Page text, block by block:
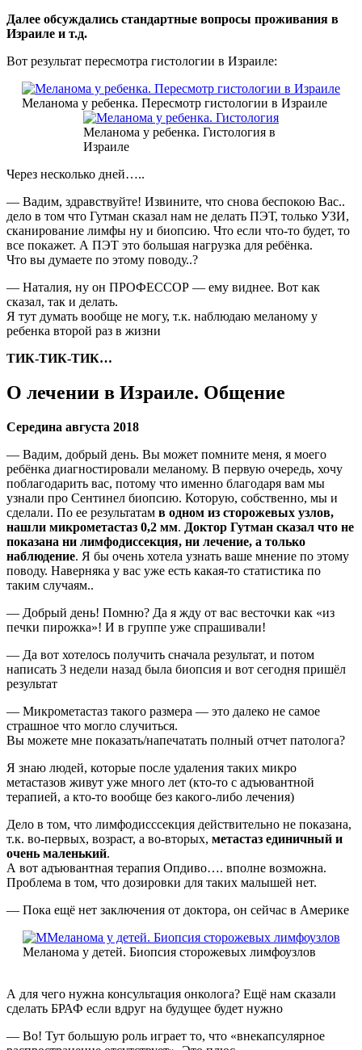
Далее обсуждались стандартные вопросы проживания в
Израиле и т.д.
Вот результат пересмотра гистологии в Израиле:
Меланома у ребенка. Пересмотр гистологии в Израиле
Меланома у ребенка. Гистология в
Израиле
Через несколько дней…..
— Вадим, здравствуйте! Извините, что снова беспокою Вас..
дело в том что Гутман сказал нам не делать ПЭТ, только УЗИ,
сканирование лимфы ну и биопсию. Что если что-то будет, то
все покажет. А ПЭТ это большая нагрузка для ребёнка.
Что вы думаете по этому поводу..?
— Наталия, ну он ПРОФЕССОР — ему виднее. Вот как
сказал, так и делать.
Я тут думать вообще не могу, т.к. наблюдаю меланому у
ребенка второй раз в жизни
ТИК-ТИК-ТИК…
О лечении в Израиле. Общение
Середина августа 2018
— Вадим, добрый день. Вы может помните меня, я моего
ребёнка диагностировали меланому. В первую очередь, хочу
поблагодарить вас, потому что именно благодаря вам мы
узнали про Сентинел биопсию. Которую, собственно, мы и
сделали. По ее результатам в одном из сторожевых узлов,
нашли микрометастаз 0,2 мм. Доктор Гутман сказал что не
показана ни лимфодиссекция, ни лечение, а только
наблюдение. Я бы очень хотела узнать ваше мнение по этому
поводу. Наверняка у вас уже есть какая-то статистика по
таким случаям..
— Добрый день! Помню? Да я жду от вас весточки как «из
печки пирожка»! И в группе уже спрашивали!
— Да вот хотелось получить сначала результат, и потом
написать 3 недели назад была биопсия и вот сегодня пришёл
результат
— Микрометастаз такого размера — это далеко не самое
страшное что могло случиться.
Вы можете мне показать/напечатать полный отчет патолога?
Я знаю людей, которые после удаления таких микро
метастазов живут уже много лет (кто-то с адъювантной
терапией, а кто-то вообще без какого-либо лечения)
Дело в том, что лимфодисссекция действительно не показана,
т.к. во-первых, возраст, а во-вторых, метастаз единичный и
очень маленький.
А вот адъювантная терапия Опдиво…. вполне возможна.
Проблема в том, что дозировки для таких малышей нет.
— Пока ещё нет заключения от доктора, он сейчас в Америке
Меланома у детей. Биопсия сторожевых лимфоузлов
А для чего нужна консультация онколога? Ещё нам сказали
сделать БРАФ если вдруг на будущее будет нужно
— Во! Тут большую роль играет то, что «внекапсулярное